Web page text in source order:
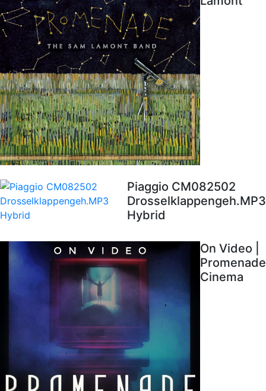
Piaggio CM082502
Drosselklappengeh.MP3
Hybrid
On Video |
Promenade
Cinema